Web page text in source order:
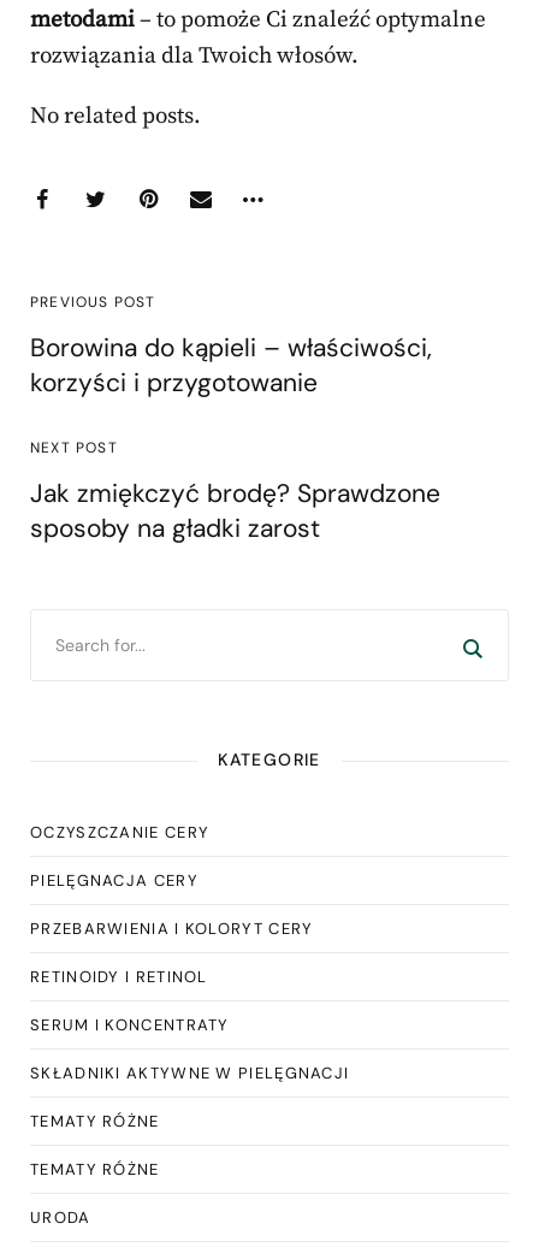
metodami– to pomoże Ci znaleźć optymalne
rozwiązania dla Twoich włosów.
No related posts.
PREVIOUS POST
Borowina do kąpieli – właściwości,
korzyści i przygotowanie
NEXT POST
Jak zmiękczyć brodę? Sprawdzone
sposoby na gładki zarost
KATEGORIE
OCZYSZCZANIE CERY
PIELĘGNACJA CERY
PRZEBARWIENIA I KOLORYT CERY
RETINOIDY I RETINOL
SERUM I KONCENTRATY
SKŁADNIKI AKTYWNE W PIELĘGNACJI
TEMATY RÓŻNE
TEMATY RÓŻNE
URODA